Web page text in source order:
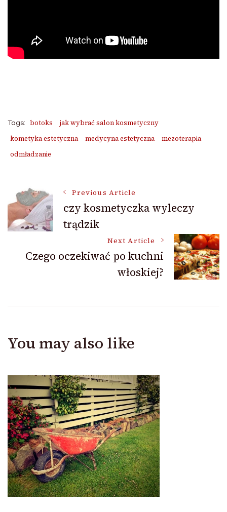
Tags: botoks
jak wybrać salon kosmetyczny
kometyka estetyczna
medycyna estetyczna
mezoterapia
odmładzanie
Post
Navigation
Previous Article
czy kosmetyczka wyleczy
trądzik
Next Article
Czego oczekiwać po kuchni
włoskiej?
You may also like